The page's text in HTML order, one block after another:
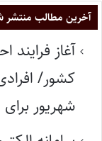
آخرین مطالب منتشر
آغاز فرایند
کشور/
شهریور